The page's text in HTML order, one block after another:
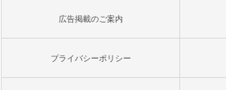
広告掲載のご案内
プライバシーポリシー